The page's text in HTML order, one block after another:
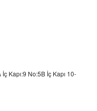
Kapı:9 No:5B İç Kapı 10-